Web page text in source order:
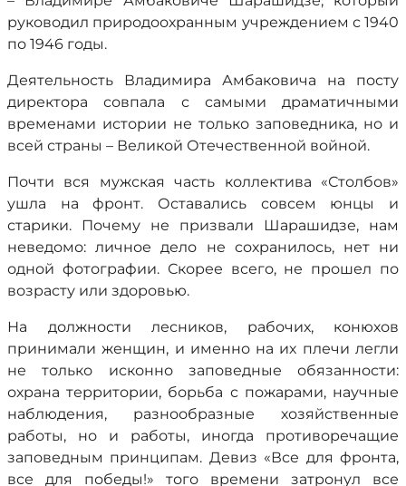
руководил природоохранным учреждением с 1940
по 1946 годы.
Деятельность Владимира Амбаковича на посту
директора совпала с самыми драматичными
временами истории не только заповедника, но и
всей страны – Великой Отечественной войной.
Почти вся мужская часть коллектива «Столбов»
ушла на фронт. Оставались совсем юнцы и
старики. Почему не призвали Шарашидзе, нам
неведомо: личное дело не сохранилось, нет ни
одной фотографии. Скорее всего, не прошел по
возрасту или здоровью.
На должности лесников, рабочих, конюхов
принимали женщин, и именно на их плечи легли
не только исконно заповедные обязанности:
охрана территории, борьба с пожарами, научные
наблюдения, разнообразные хозяйственные
работы, но и работы, иногда противоречащие
заповедным принципам. Девиз «Все для фронта,
все для победы!» того времени затронул все